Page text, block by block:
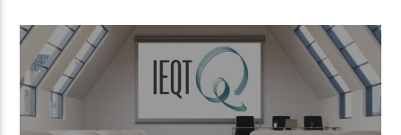
01:06 READ TIME